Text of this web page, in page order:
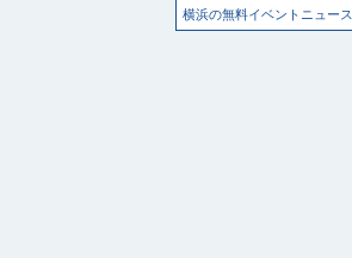
横浜の無料イベントニュース